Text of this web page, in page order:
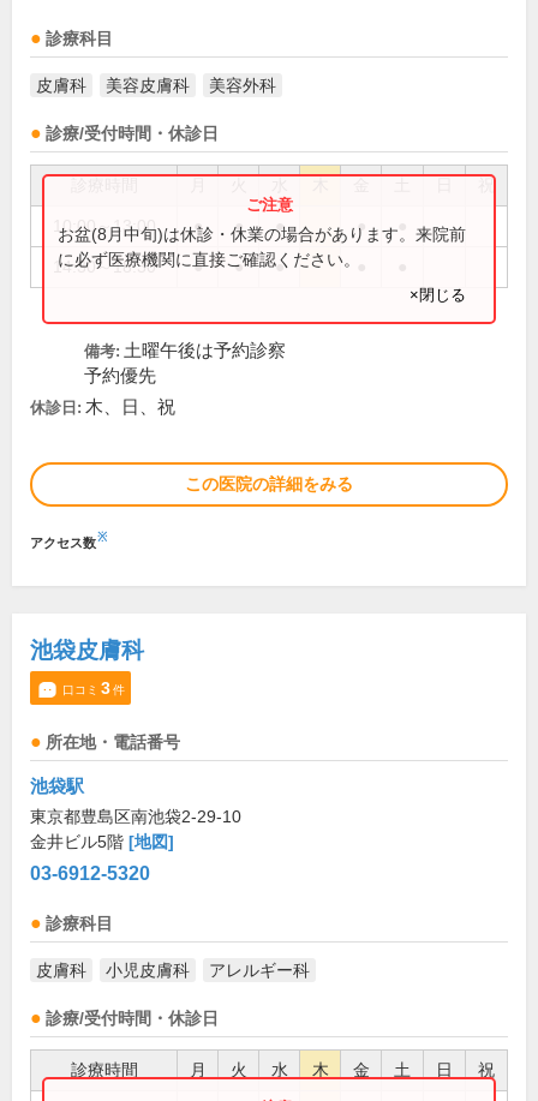
診療科目
皮膚科 美容皮膚科 美容外科
診療/受付時間・休診日
祝
10:00～13:00 ● ● ● ●
14:30～18:30 ● ● ●
お盆(8月中旬)は休診・休業の場合があります。来院前
に必ず医療機関に直接ご確認ください。
×閉じる
備考: 土曜午後は予約診察
予約優先
休診日: 木、日、祝
この医院の詳細をみる
アクセス数※
池袋皮膚科
口コミ 3件
所在地・電話番号
池袋駅
東京都豊島区南池袋2-29-10
金井ビル5階 [地図]
03-6912-5320
診療科目
皮膚科 小児皮膚科 アレルギー科
診療/受付時間・休診日
診療時間 月 火 水 木 金 土 日 祝